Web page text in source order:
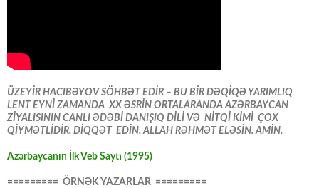
ÜZEYİR HACIBƏYOV SÖHBƏT EDİR – BU BİR DƏQİQƏ YARIMLIQ
LENT EYNİ ZAMANDA XX ƏSRİN ORTALARANDA AZƏRBAYCAN
ZİYALISININ CANLI ƏDƏBİ DANIŞIQ DİLİ VƏ NİTQİ KİMİ ÇOX
QİYMƏTLİDİR. DİQQƏT EDİN. ALLAH RƏHMƏT ELƏSİN. AMİN.
Azərbaycanın İlk Veb Saytı (1995)
========= ÖRNƏK YAZARLAR =========